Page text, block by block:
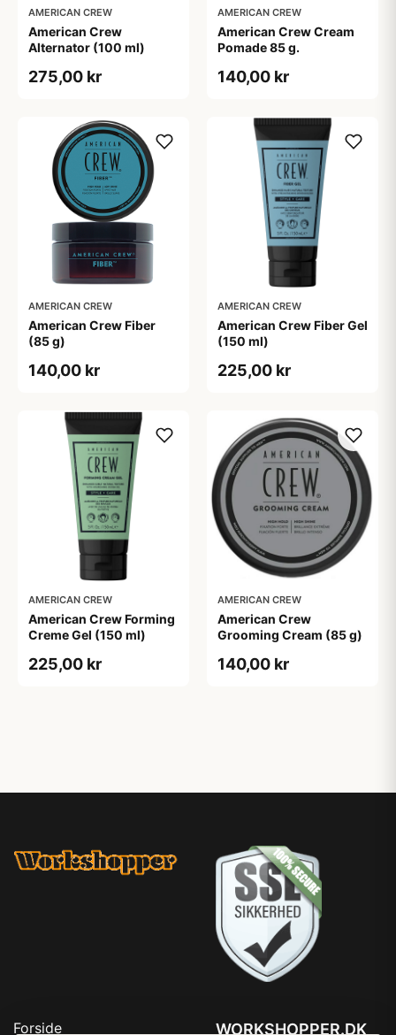
AMERICAN CREW
American Crew
Alternator (100 ml)
275,00 kr
AMERICAN CREW
American Crew Cream
Pomade 85 g.
140,00 kr
AMERICAN CREW
American Crew Fiber
(85 g)
140,00 kr
AMERICAN CREW
American Crew Fiber Gel
(150 ml)
225,00 kr
AMERICAN CREW
American Crew Forming
Creme Gel (150 ml)
225,00 kr
AMERICAN CREW
American Crew
Grooming Cream (85 g)
140,00 kr
Forside WORKSHOPPER.DK